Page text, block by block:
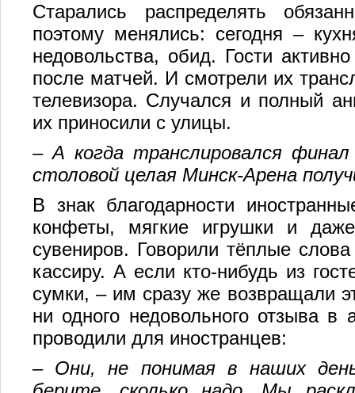
Старались распределять
поэтому менялись: сегодня –
недовольства, обид. Гости
после матчей. И смотрели их
телевизора. Случался и полный
их приносили с улицы.
–А когда транслировался
столовой целая Минск-Арена
В знак благодарности
конфеты, мягкие игрушки и
сувениров. Говорили тёплые
кассиру. А если кто-нибудь из
сумки, – им сразу же возвращали
ни одного недовольного отзыва
проводили для иностранцев:
–Они, не понимая в наших